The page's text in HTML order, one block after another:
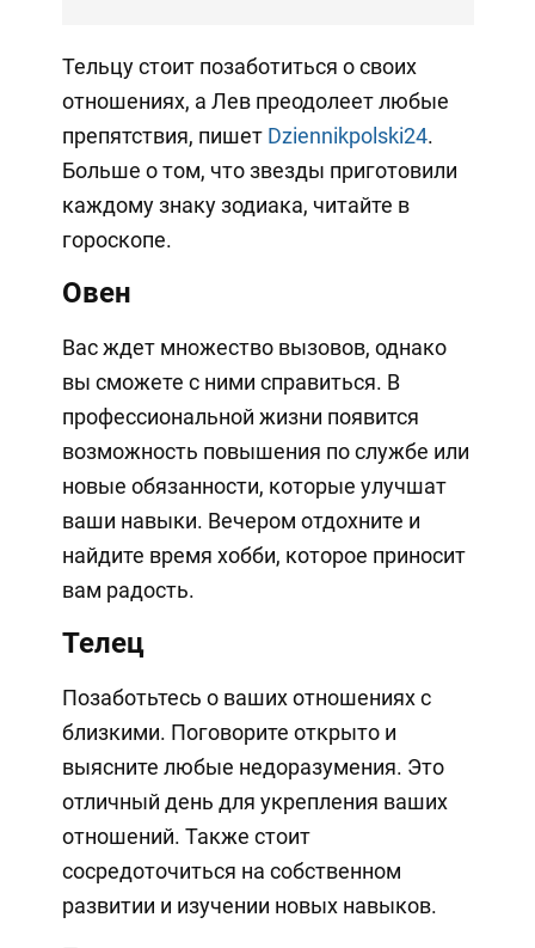
Тельцу стоит позаботиться о своих
отношениях, а Лев преодолеет любые
препятствия, пишет Dziennikpolski24.
Больше о том, что звезды приготовили
каждому знаку зодиака, читайте в
гороскопе.
Овен
Вас ждет множество вызовов, однако
вы сможете с ними справиться. В
профессиональной жизни появится
возможность повышения по службе или
новые обязанности, которые улучшат
ваши навыки. Вечером отдохните и
найдите время хобби, которое приносит
вам радость.
Телец
Позаботьтесь о ваших отношениях с
близкими. Поговорите открыто и
выясните любые недоразумения. Это
отличный день для укрепления ваших
отношений. Также стоит
сосредоточиться на собственном
развитии и изучении новых навыков.